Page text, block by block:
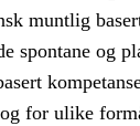
muntlig
spontane og
for ulike